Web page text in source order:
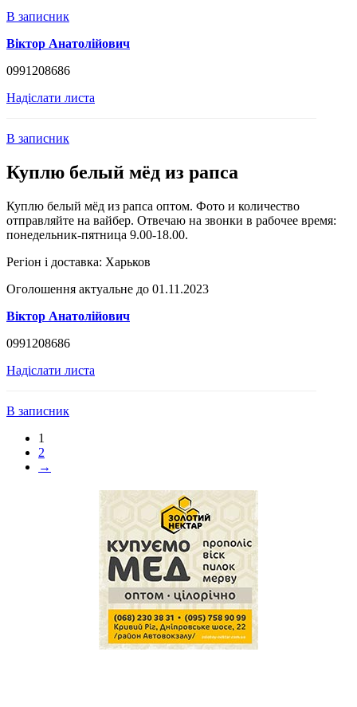
В записник
Віктор Анатолійович
0991208686
Надіслати листа
В записник
Куплю белый мёд из рапса
Куплю белый мёд из рапса оптом. Фото и количество
отправляйте на вайбер. Отвечаю на звонки в рабочее время:
понедельник-пятница 9.00-18.00.
Регіон і доставка: Харьков
Оголошення актуальне до 01.11.2023
Віктор Анатолійович
0991208686
Надіслати листа
В записник
1
2
→